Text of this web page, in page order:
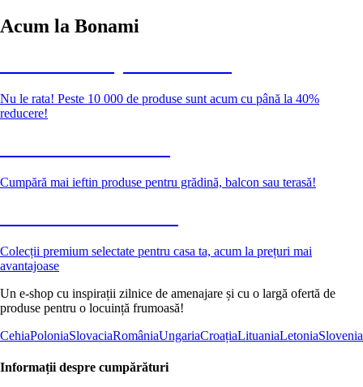
Acum la Bonami
Nu le rata! Peste 10 000 de produse sunt acum cu până la 40%
reducere!
Cumpără mai ieftin produse pentru grădină, balcon sau terasă!
Colecții premium selectate pentru casa ta, acum la prețuri mai
avantajoase
Un e-shop cu inspirații zilnice de amenajare și cu o largă ofertă de
produse pentru o locuință frumoasă!
CehiaPoloniaSlovaciaRomâniaUngariaCroațiaLituaniaLetoniaSlovenia
Informații despre cumpărături